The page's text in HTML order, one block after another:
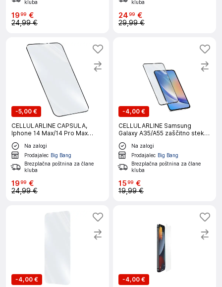
kluba
1999 €
24,99 €
kluba
2499 €
29,99 €
-5,00 €
CELLULARLINE CAPSULA,
Iphone 14 Max/14 Pro Max
zaščitno steklo
Na zalogi
Prodajalec Big Bang
Brezplačna poštnina za člane
kluba
1999 €
24,99 €
-4,00 €
CELLULARLINE Samsung
Galaxy A35/A55 zaščitno steklo
za telefon
Na zalogi
Prodajalec Big Bang
Brezplačna poštnina za člane
kluba
1599 €
19,99 €
-4,00 €
-4,00 €